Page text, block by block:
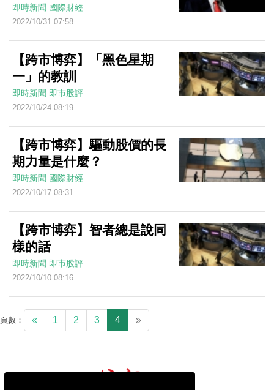
即時新聞 國際財經
2022/10/31 07:58
【跨市博弈】「黑色星期
一」的教訓
即時新聞 即巿股評
2022/10/24 08:19
【跨市博弈】驅動股價的長
期力量是什麼？
即時新聞 國際財經
2022/10/17 08:31
【跨市博弈】智者總是說同
樣的話
即時新聞 即巿股評
2022/10/10 08:16
頁數： « 1 2 3 4 »